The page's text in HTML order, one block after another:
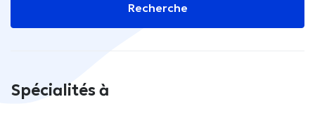
Recherche
Spécialités à